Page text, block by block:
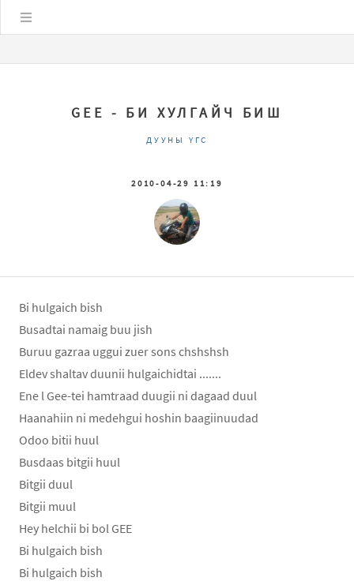
GEE - БИ ХУЛГАЙЧ БИШ
ДУУНЫ ҮГС
2010-04-29 11:19
Bi hulgaich bish
Busadtai namaig buu jish
Buruu gazraa uggui zuer sons chshshsh
Eldev shaltav duunii hulgaichidtai .......
Ene l Gee-tei hamtraad duugii ni dagaad duul
Haanahiin ni medehgui hoshin baagiinuudad
Odoo bitii huul
Busdaas bitgii huul
Bitgii duul
Bitgii muul
Hey helchii bi bol GEE
Bi hulgaich bish
Bi hulgaich bish